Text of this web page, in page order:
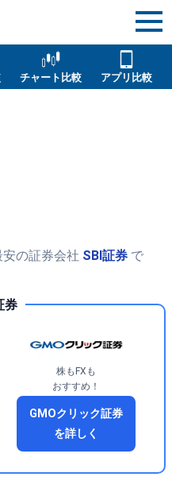
チャート比較 アプリ比較
の証券会社 SBI証券 で
券
株もFXも
おすすめ！
GMOクリック証券
を詳しく